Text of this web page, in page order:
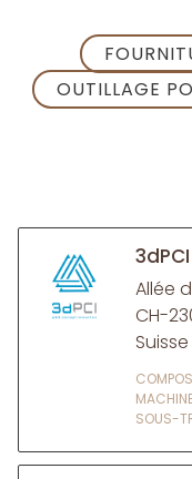
OUTILLAGE
Allée
CH-
Suisse
SOUS-